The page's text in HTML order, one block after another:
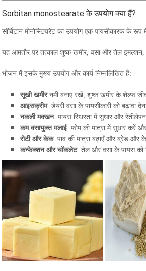
Sorbitan monostearate के उपयोग क्या हैं?
सॉर्बिटान मोनोस्टियरेट का उपयोग एक पायसीकारक के
यह आमतौर पर तत्काल शुष्क खमीर, वसा और तेल इमल्शन,
भोजन में इसके मुख्य उपयोग और कार्य निम्नलिखित हैं:
सूखी खमीर:नमी बनाए रखें, शुष्क खमीर के शेल्फ
आइसक्रीम: डेयरी वसा के पायसीकारी को बढ़ावा
नकली मक्खन: पायस स्थिरता में सुधार और
कम वसायुक्त मलाई: फोम की मात्रा में सुधार करें
रोटी और केक: पाव की मात्रा बढ़ाएँ और ब्रेड और
कन्फेक्शन और चॉकलेट: तेल और वसा के पायस को